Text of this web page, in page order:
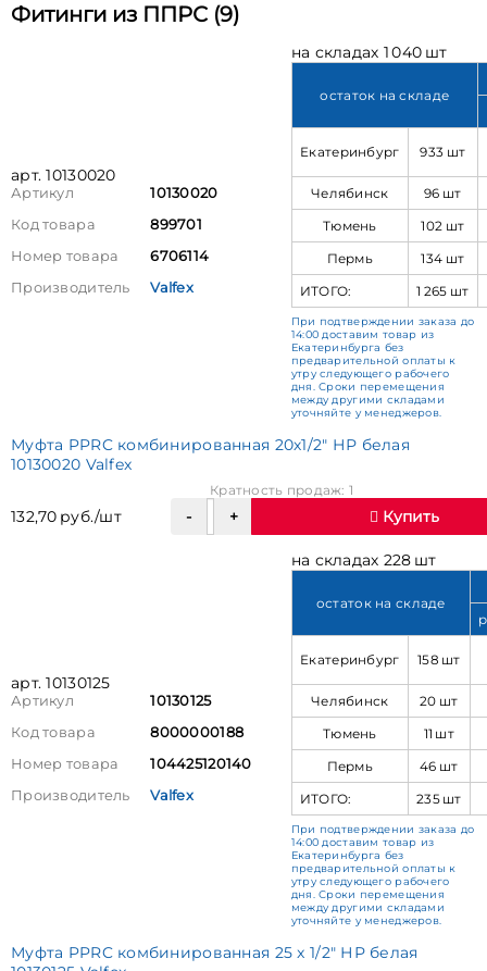
Фитинги из ППРС (9)
арт. 10130020
Артикул
10130020
Код товара
899701
Номер товара
6706114
Производитель
Valfex
на складах 1 040 шт
остаток на складе
Екатеринбург 933 шт
Челябинск
96 шт
Тюмень
102 шт
Пермь
134 шт
ИТОГО:
1 265 шт
При подтверждении заказа до
14:00 доставим товар из
Екатеринбурга без
предварительной оплаты к
утру следующего рабочего
дня. Сроки перемещения
между другими складами
уточняйте у менеджеров.
Муфта PPRC комбинированная 20х1/2" НР белая
10130020 Valfex
132,70 руб./шт
Кратность продаж: 1
Купить
арт. 10130125
Артикул
10130125
Код товара
8000000188
Номер товара
104425120140
Производитель
Valfex
на складах 228 шт
остаток на складе
Екатеринбург 158 шт
Челябинск
20 шт
Тюмень
11 шт
Пермь
46 шт
ИТОГО:
235 шт
При подтверждении заказа до
14:00 доставим товар из
Екатеринбурга без
предварительной оплаты к
утру следующего рабочего
дня. Сроки перемещения
между другими складами
уточняйте у менеджеров.
Муфта PPRC комбинированная 25 x 1/2" НР белая